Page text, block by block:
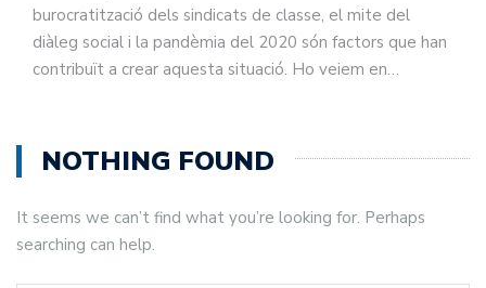
burocratització dels sindicats de classe, el mite del
diàleg social i la pandèmia del 2020 són factors que han
contribuït a crear aquesta situació. Ho veiem en…
NOTHING FOUND
It seems we can’t find what you’re looking for. Perhaps
searching can help.